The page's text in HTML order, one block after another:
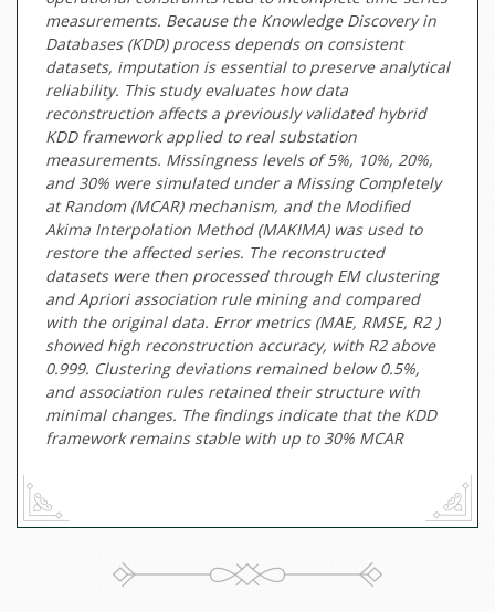
measurements. Because the Knowledge Discovery in
Databases (KDD) process depends on consistent
datasets, imputation is essential to preserve analytical
reliability. This study evaluates how data
reconstruction affects a previously validated hybrid
KDD framework applied to real substation
measurements. Missingness levels of 5%, 10%, 20%,
and 30% were simulated under a Missing Completely
at Random (MCAR) mechanism, and the Modified
Akima Interpolation Method (MAKIMA) was used to
restore the affected series. The reconstructed
datasets were then processed through EM clustering
and Apriori association rule mining and compared
with the original data. Error metrics (MAE, RMSE, R2 )
showed high reconstruction accuracy, with R2 above
0.999. Clustering deviations remained below 0.5%,
and association rules retained their structure with
minimal changes. The findings indicate that the KDD
framework remains stable with up to 30% MCAR